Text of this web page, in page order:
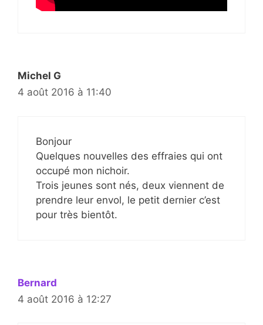
Michel G
4 août 2016 à 11:40
Bonjour
Quelques nouvelles des effraies qui ont
occupé mon nichoir.
Trois jeunes sont nés, deux viennent de
prendre leur envol, le petit dernier c’est
pour très bientôt.
Bernard
4 août 2016 à 12:27